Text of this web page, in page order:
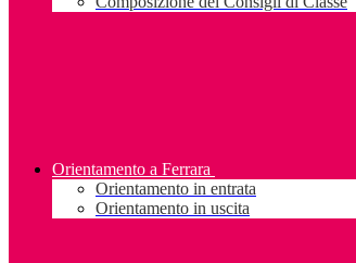
Orientamento a Ferrara
Orientamento in entrata
Orientamento in uscita